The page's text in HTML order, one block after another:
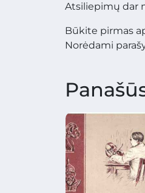
Atsiliepimų dar
Būkite pirmas
Norėdami